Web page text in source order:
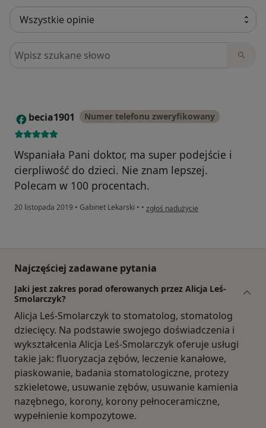
Szukaj w opiniach
B becia1901 Numer telefonu zweryfikowany
Wspaniała Pani doktor, ma super podejście i
cierpliwość do dzieci. Nie znam lepszej.
Polecam w 100 procentach.
20 listopada 2019 • Gabinet Lekarski • • w opinii użytkownika becia1901
zgłoś nadużycie
Najczęściej zadawane pytania
Jaki jest zakres porad oferowanych przez Alicja Leś-
Smolarczyk?
Alicja Leś-Smolarczyk to stomatolog, stomatolog
dziecięcy. Na podstawie swojego doświadczenia i
wykształcenia Alicja Leś-Smolarczyk oferuje usługi
takie jak: fluoryzacja zębów, leczenie kanałowe,
piaskowanie, badania stomatologiczne, protezy
szkieletowe, usuwanie zębów, usuwanie kamienia
nazębnego, korony, korony pełnoceramiczne,
wypełnienie kompozytowe.